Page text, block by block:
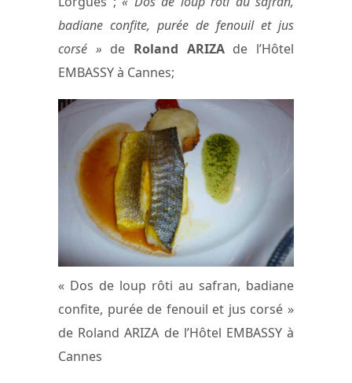
badiane confite, purée de fenouil et jus
corsé » de Roland ARIZAde l’Hôtel
EMBASSY à Cannes;
« Dos de loup rôti au safran, badiane
confite, purée de fenouil et jus corsé »
de Roland ARIZA de l’Hôtel EMBASSY à
Cannes